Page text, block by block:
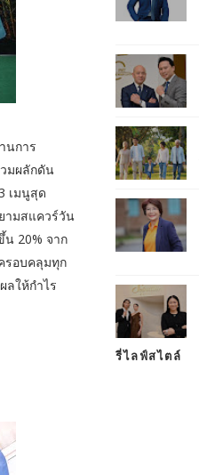
นการ
มผลักดัน
เมนูสุด
ามสแควร์วัน
น 20% จาก
รอบคลุมทุก
ลให้กำไร
รี่ไลฟ์สไตล์